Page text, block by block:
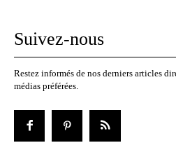
Suivez-nous
Restez informés de nos derniers articles
médias préférées.